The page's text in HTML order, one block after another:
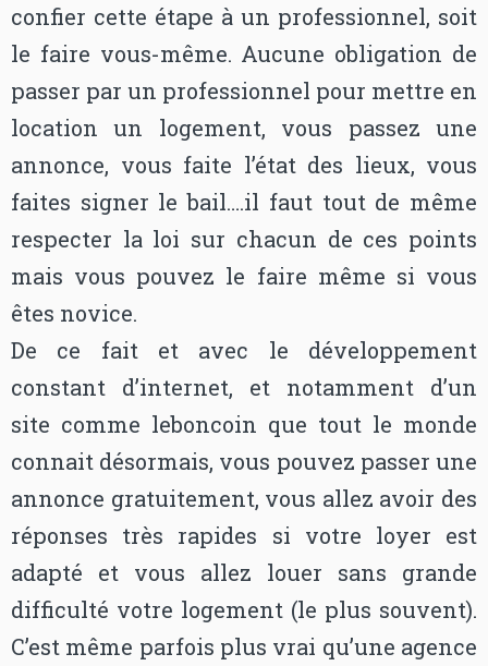
confier cette étape à un professionnel, soit
le faire vous-même. Aucune obligation de
passer par un professionnel pour mettre en
location un logement, vous passez une
annonce, vous faite l’état des lieux, vous
faites signer le bail….il faut tout de même
respecter la loi sur chacun de ces points
mais vous pouvez le faire même si vous
êtes novice.
De ce fait et avec le développement
constant d’internet, et notamment d’un
site comme leboncoin que tout le monde
connait désormais, vous pouvez passer une
annonce gratuitement, vous allez avoir des
réponses très rapides si votre loyer est
adapté et vous allez louer sans grande
difficulté votre logement (le plus souvent).
C’est même parfois plus vrai qu’une agence